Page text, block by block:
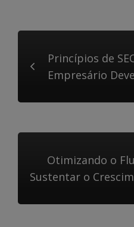
Princípios de
Empresário
Otimizando o
Sustentar o